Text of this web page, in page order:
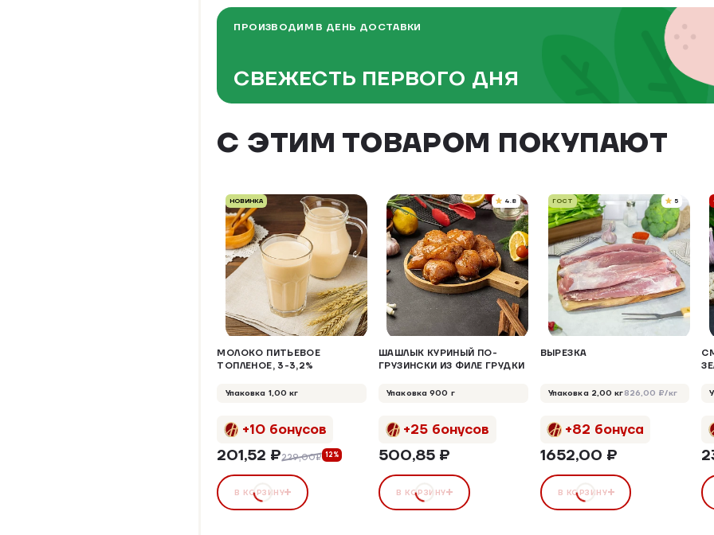
ПРОИЗВОДИМ В ДЕНЬ ДОСТАВКИ
СВЕЖЕСТЬ ПЕРВОГО ДНЯ
С ЭТИМ ТОВАРОМ ПОКУПАЮТ
НОВИНКА
МОЛОКО ПИТЬЕВОЕ
ТОПЛЕНОЕ, 3-3,2%
Упаковка 1,00 кг
+10 бонусов
201,52 ₽229,00₽ 12%
В КОРЗИНУ
4.8
ШАШЛЫК КУРИНЫЙ ПО-
ГРУЗИНСКИ ИЗ ФИЛЕ ГРУДКИ
Упаковка 900 г
+25 бонусов
500,85 ₽
В КОРЗИНУ
ГОСТ 5
ВЫРЕЗКА
Упаковка 2,00 кг826,00 ₽/кг
+82 бонуса
1652,00 ₽
В КОРЗИНУ